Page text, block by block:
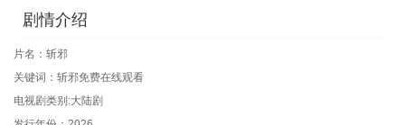
剧情介绍
片名：斩邪
关键词：斩邪免费在线观看
电视剧类别:大陆剧